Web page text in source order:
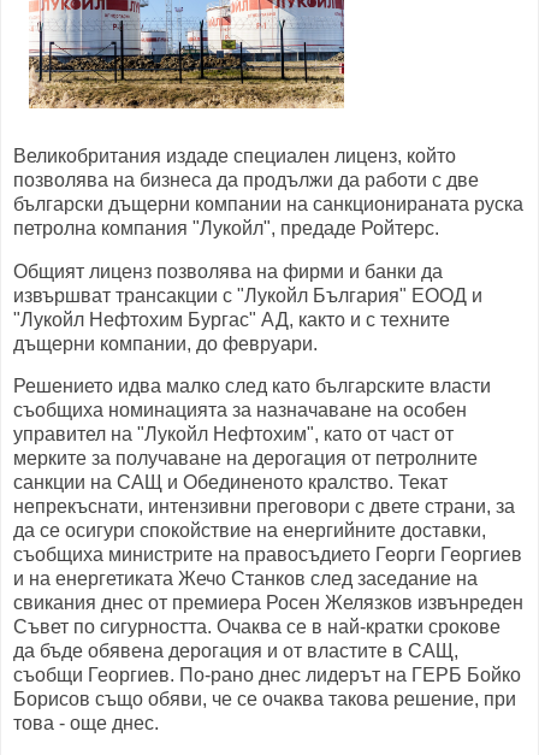
Великобритания издаде специален лиценз, който
позволява на бизнеса да продължи да работи с две
български дъщерни компании на санкционираната руска
петролна компания "Лукойл", предаде Ройтерс.
Общият лиценз позволява на фирми и банки да
извършват трансакции с "Лукойл България" ЕООД и
"Лукойл Нефтохим Бургас" АД, както и с техните
дъщерни компании, до февруари.
Решението идва малко след като българските власти
съобщиха номинацията за назначаване на особен
управител на "Лукойл Нефтохим", като от част от
мерките за получаване на дерогация от петролните
санкции на САЩ и Обединеното кралство. Текат
непрекъснати, интензивни преговори с двете страни, за
да се осигури спокойствие на енергийните доставки,
съобщиха министрите на правосъдието Георги Георгиев
и на енергетиката Жечо Станков след заседание на
свикания днес от премиера Росен Желязков извънреден
Съвет по сигурността. Очаква се в най-кратки срокове
да бъде обявена дерогация и от властите в САЩ,
съобщи Георгиев. По-рано днес лидерът на ГЕРБ Бойко
Борисов също обяви, че се очаква такова решение, при
това - още днес.